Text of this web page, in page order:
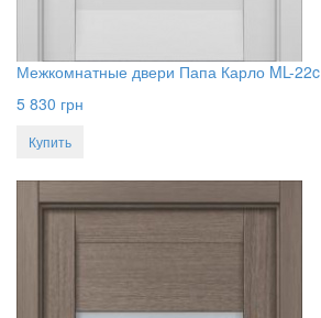
Межкомнатные двери Папа Карло ML-22c
5 830 грн
Купить